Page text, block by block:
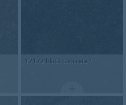
17172 black concrete *